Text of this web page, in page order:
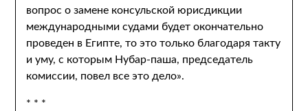
вопрос о замене консульской юрисдикции
международными судами будет окончательно
проведен в Египте, то это только благодаря такту
и уму, с которым Нубар-паша, председатель
комиссии, повел все это дело».
* * *